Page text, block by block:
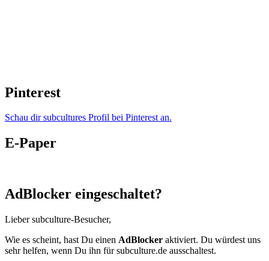
Pinterest
Schau dir subcultures Profil bei Pinterest an.
E-Paper
AdBlocker eingeschaltet?
Lieber subculture-Besucher,
Wie es scheint, hast Du einen AdBlocker aktiviert. Du würdest uns
sehr helfen, wenn Du ihn für subculture.de ausschaltest.